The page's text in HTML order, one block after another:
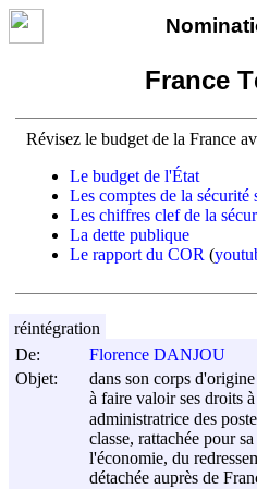
France
Révisez le budget de la France
Le budget de l'État
Les comptes de la sécurité
Les chiffres clef de la
La dette publique
Le rapport du COR (
De:
Florence DANJOU
Objet:
dans son corps
à faire valoir ses droits
administratrice des
classe, rattachée pour
l'économie, du
détachée auprès de
réintégration